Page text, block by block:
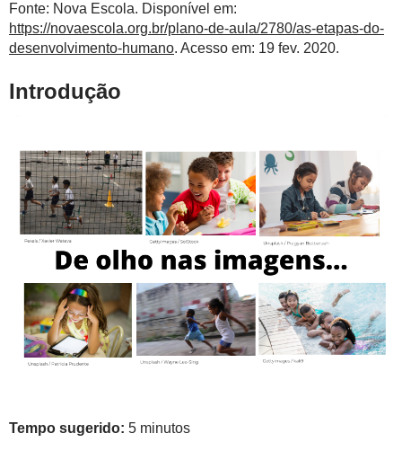
Fonte: Nova Escola. Disponível em:
https://novaescola.org.br/plano-de-aula/2780/as-etapas-do-
desenvolvimento-humano. Acesso em: 19 fev. 2020.
Introdução
Tempo sugerido: 5 minutos